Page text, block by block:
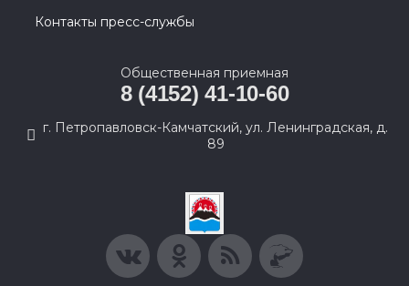
Контакты пресс-службы
Общественная приемная
8 (4152) 41-10-60
г. Петропавловск-Камчатский, ул. Ленинградская, д.
89